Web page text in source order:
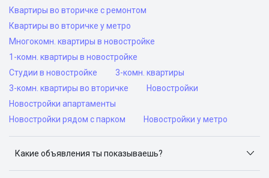
Квартиры во вторичке с ремонтом
Квартиры во вторичке у метро
Многокомн. квартиры в новостройке
1-комн. квартиры в новостройке
Студии в новостройке
3-комн. квартиры
3-комн. квартиры во вторичке
Новостройки
Новостройки апартаменты
Новостройки рядом с парком
Новостройки у метро
Какие объявления ты показываешь?